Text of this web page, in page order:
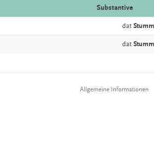
Substantive
dat
dat
Allgemeine Informationen